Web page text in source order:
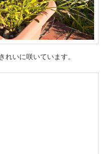
れいに咲いています。